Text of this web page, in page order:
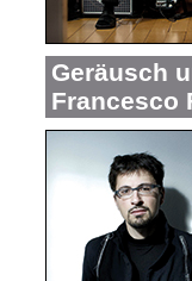
Geräusch
Francesco